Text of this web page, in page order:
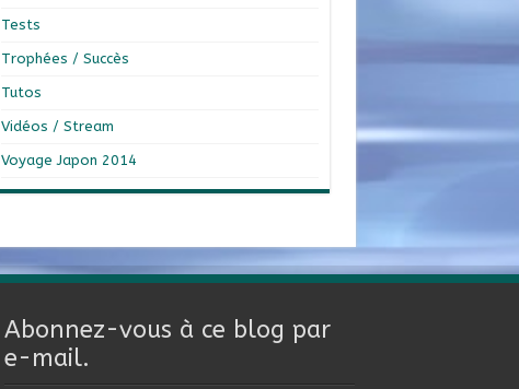
Tests
Trophées / Succès
Tutos
Vidéos / Stream
Voyage Japon 2014
Abonnez-vous à ce blog par
e-mail.